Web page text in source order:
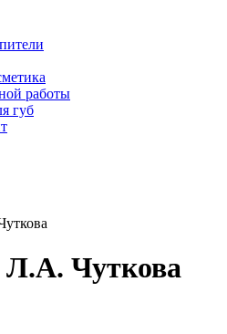
работы
губ
Чуткова